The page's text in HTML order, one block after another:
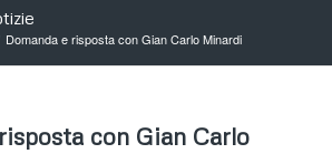
Domanda e risposta con Gian Carlo Minardi
con Gian Carlo